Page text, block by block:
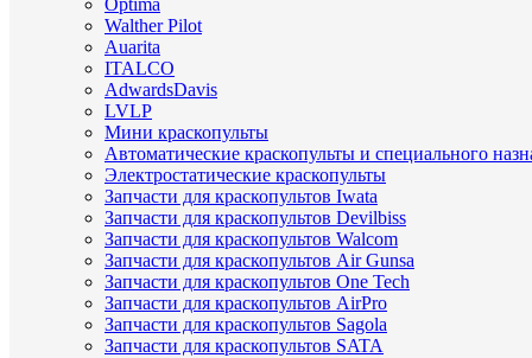
Walther Pilot
Auarita
ITALCO
AdwardsDavis
LVLP
Мини краскопульты
Автоматические краскопульты и специального
Электростатические краскопульты
Запчасти для краскопультов Iwata
Запчасти для краскопультов Devilbiss
Запчасти для краскопультов Walcom
Запчасти для краскопультов Air Gunsa
Запчасти для краскопультов One Tech
Запчасти для краскопультов AirPro
Запчасти для краскопультов Sagola
Запчасти для краскопультов SATA